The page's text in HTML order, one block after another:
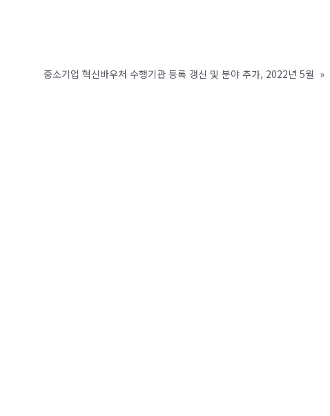
중소기업 혁신바우처 수행기관 등록 갱신 및 분야 추가, 2022년 5월 »